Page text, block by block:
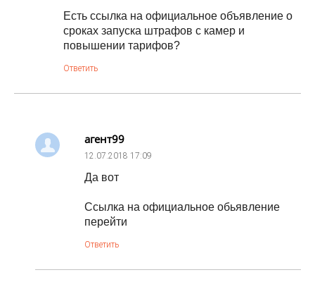
Есть ссылка на официальное объявление о
сроках запуска штрафов с камер и
повышении тарифов?
Ответить
агент99
12.07.2018 17:09
Да вот
Ссылка на официальное обьявление
перейти
Ответить